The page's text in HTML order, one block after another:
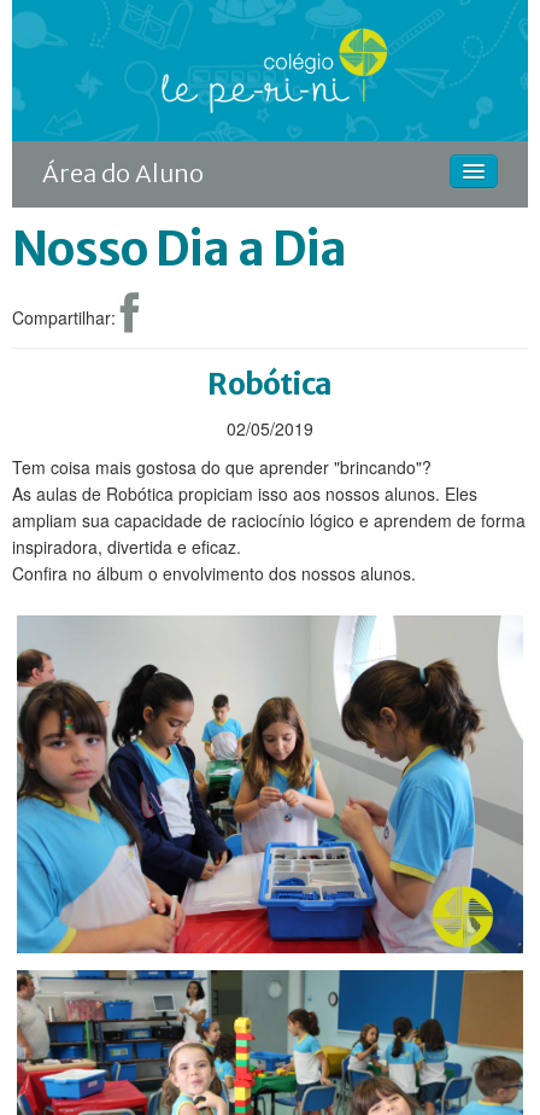
Área do Aluno
CURSOS
MATRÍCULA
CONTINUIDADE RODIN
CONTATO
Nosso Dia a Dia
Compartilhar:
Robótica
02/05/2019
Tem coisa mais gostosa do que aprender "brincando"?
As aulas de Robótica propiciam isso aos nossos alunos. Eles
ampliam sua capacidade de raciocínio lógico e aprendem de forma
inspiradora, divertida e eficaz.
Confira no álbum o envolvimento dos nossos alunos.